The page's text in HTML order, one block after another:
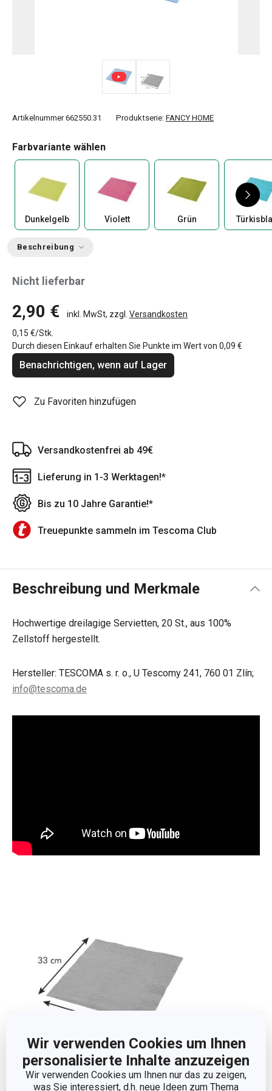
Wir verwenden Cookies um Ihnen
personalisierte Inhalte anzuzeigen
Wir verwenden Cookies um Ihnen nur das zu zeigen,
was Sie interessiert, d.h. neue Ideen zum Thema
Artikelnummer 662550.31 Produktserie: FANCY HOME
Farbvariante wählen
Dunkelgelb Violett Grün
Beschreibung
Nicht lieferbar
2,90 € inkl. MwSt, zzgl. Versandkosten
0,15 €/Stk.
Durch diesen Einkauf erhalten Sie Punkte im Wert von 0,09 €
Benachrichtigen, wenn auf Lager
Zu Favoriten hinzufügen
Versandkostenfrei ab 49€
Lieferung in 1-3 Werktagen!*
Bis zu 10 Jahre Garantie!*
Treuepunkte sammeln im Tescoma Club
Beschreibung und Merkmale
Hochwertige dreilagige Servietten, 20 St., aus 100%
Zellstoff hergestellt.
Hersteller: TESCOMA s. r. o., U Tescomy 241, 760 01 Zlín;
info@tescoma.de